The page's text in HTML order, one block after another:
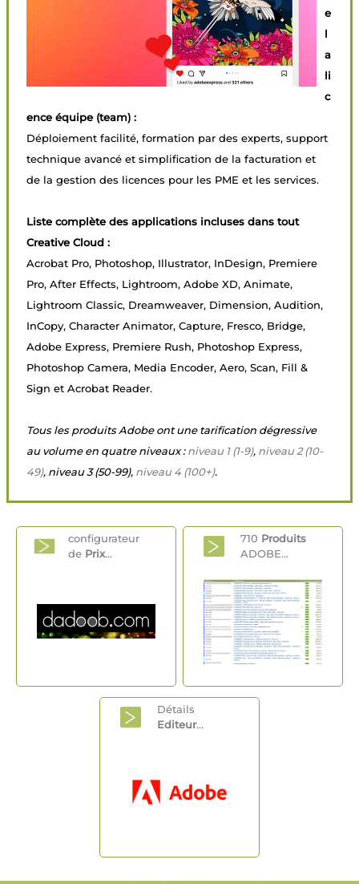
e
l
a
li
c
ence équipe (team) :
Déploiement facilité, formation par des experts, support
technique avancé et simplification de la facturation et
de la gestion des licences pour les PME et les services.
Liste complète des applications incluses dans tout
Creative Cloud :
Acrobat Pro, Photoshop, Illustrator, InDesign, Premiere
Pro, After Effects, Lightroom, Adobe XD, Animate,
Lightroom Classic, Dreamweaver, Dimension, Audition,
InCopy, Character Animator, Capture, Fresco, Bridge,
Adobe Express, Premiere Rush, Photoshop Express,
Photoshop Camera, Media Encoder, Aero, Scan, Fill &
Sign et Acrobat Reader.
Tous les produits Adobe ont une tarification dégressive
au volume en quatre niveaux :niveau 1 (1-9), niveau 2 (10-
49), niveau 3 (50-99), niveau 4 (100+).
configurateur
de Prix...
710 Produits
ADOBE...
Détails
Editeur...